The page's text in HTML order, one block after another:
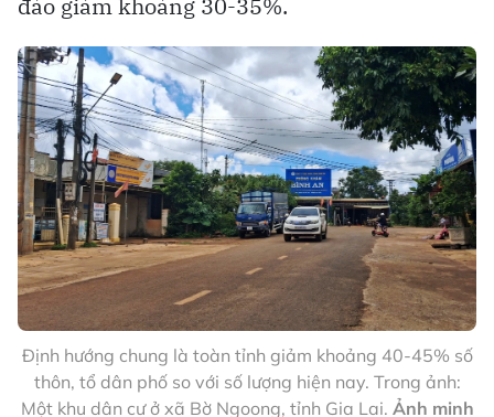
Định hướng chung là toàn tỉnh giảm khoảng 40-45% số
thôn, tổ dân phố so với số lượng hiện nay. Trong ảnh:
Một khu dân cư ở xã Bờ Ngoong, tỉnh Gia Lai. Ảnh minh